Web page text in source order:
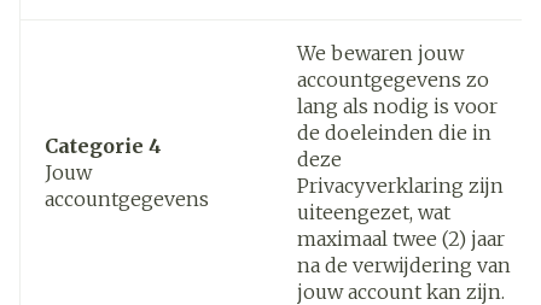
Categorie 4
Jouw
accountgegevens
We bewaren jouw
accountgegevens zo
lang als nodig is voor
de doeleinden die in
deze
Privacyverklaring zijn
uiteengezet, wat
maximaal twee (2) jaar
na de verwijdering van
jouw account kan zijn.